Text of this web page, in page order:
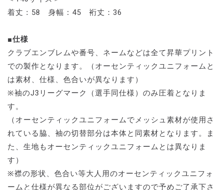
着丈：58 身幅：45 裄丈：36
■仕様
クラブエンブレムや番号、ネームなどは全て昇華プリント
での製作となります。（オーセンティックユニフォームと
は素材、仕様、色合いが異なります）
※袖のJ3リーグマーク（選手同仕様）のみ圧着となりま
す。
（オーセンティックユニフォームでメッシュ素材が使用さ
れている脇、袖の切替部分は本体と同素材となります。ま
た、生地もオーセンティックユニフォームとは異なりま
す）
※襟の形状、色合い等大人用のオーセンティックユニフォ
ームと仕様が異なる部位がございますので予めご了承下さ